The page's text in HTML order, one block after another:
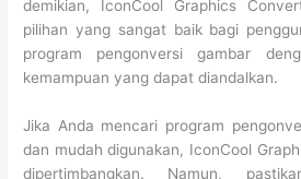
demikian, IconCool Graphics
pilihan yang sangat baik bagi
program pengonversi gambar
kemampuan yang dapat diandalkan.
Jika Anda mencari program
dan mudah digunakan, IconCool
dipertimbangkan. Namun,